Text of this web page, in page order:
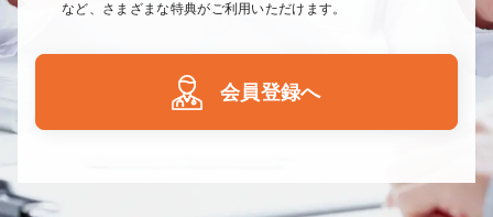
など、さまざまな特典がご利用いただけます。
会員登録へ